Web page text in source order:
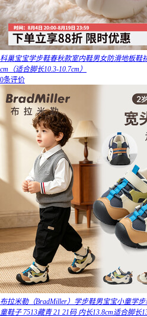
科巢宝宝学步鞋春秋款室内鞋男女防滑地板鞋
cm（适合脚长10.3-10.7cm）
0条评价
布拉米勒（BradMiller）学步鞋男宝宝小童学
童鞋子 7513藏青 21 21码 内长13.8cm适合脚长